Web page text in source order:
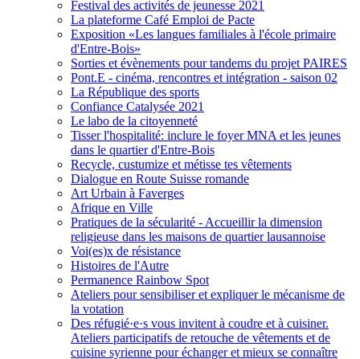
Festival des activités de jeunesse 2021
La plateforme Café Emploi de Pacte
Exposition «Les langues familiales à l'école primaire
d'Entre-Bois»
Sorties et évènements pour tandems du projet PAIRES
Pont.E - cinéma, rencontres et intégration - saison 02
La République des sports
Confiance Catalysée 2021
Le labo de la citoyenneté
Tisser l'hospitalité: inclure le foyer MNA et les jeunes
dans le quartier d'Entre-Bois
Recycle, custumize et métisse tes vêtements
Dialogue en Route Suisse romande
Art Urbain à Faverges
Afrique en Ville
Pratiques de la sécularité - Accueillir la dimension
religieuse dans les maisons de quartier lausannoise
Voi(es)x de résistance
Histoires de l'Autre
Permanence Rainbow Spot
Ateliers pour sensibiliser et expliquer le mécanisme de
la votation
Des réfugié·e·s vous invitent à coudre et à cuisiner.
Ateliers participatifs de retouche de vêtements et de
cuisine syrienne pour échanger et mieux se connaître